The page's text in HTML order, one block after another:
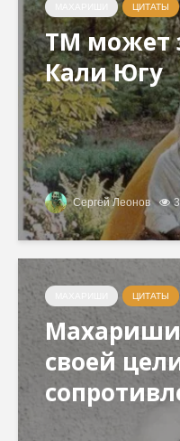
ЦИТАТЫ
ТМ может
Кали Югу
Сергей Леонов
ЦИТАТЫ
своей